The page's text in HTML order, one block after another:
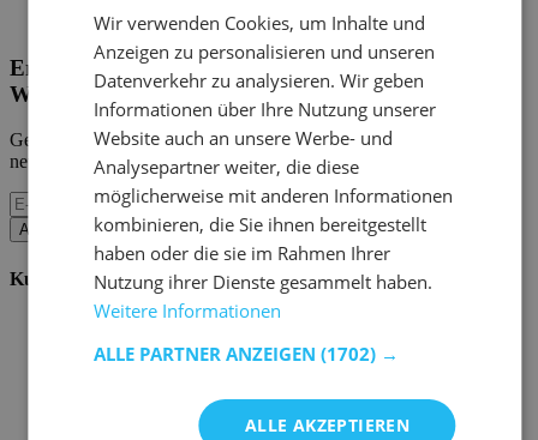
Home Emob|Mein Konto
Erhalten Sie unsere neuen Kollektionen und
Werbeaktionen.
Geben Sie uns Ihre E-Mail und Sie werden monatlich über die
neuesten Ereignisse informiert.
Abonnieren
Kundenservice
Zahlungsmöglichkeiten
Stornieren oder retournieren
Wir verwenden Cookies, um Inhalte und
Anzeigen zu personalisieren und unseren
Datenverkehr zu analysieren. Wir geben
Informationen über Ihre Nutzung unserer
Website auch an unsere Werbe- und
Analysepartner weiter, die diese
möglicherweise mit anderen Informationen
kombinieren, die Sie ihnen bereitgestellt
haben oder die sie im Rahmen Ihrer
Nutzung ihrer Dienste gesammelt haben.
Weitere Informationen
ALLE PARTNER ANZEIGEN (1702) →
ALLE AKZEPTIEREN